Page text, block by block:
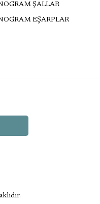
ŞALLAR
EŞARPLAR